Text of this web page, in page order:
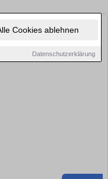
Cookies ablehnen
Datenschutzerklärung